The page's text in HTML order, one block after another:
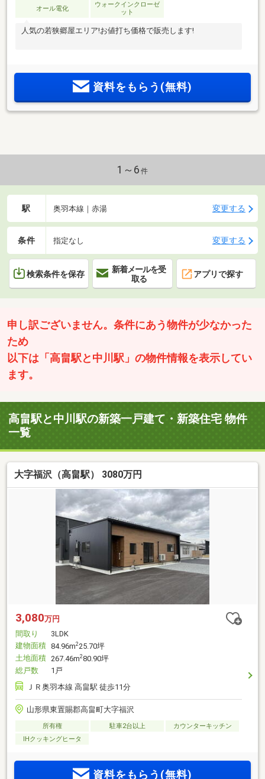
オール電化
ウォークインクローゼ
ット
人気の若狭郷屋エリア!お値打ち価格で販売します!
資料をもらう(無料)
1～6 件
駅 奥羽本線｜赤湯 変更する
条件 指定なし 変更する
検索条件を保存
新着メールを受
取る
アプリで探す
申し訳ございません。条件にあう物件が少なかった
ため
以下は「高畠駅と中川駅」の物件情報を表示してい
ます。
高畠駅と中川駅の新築一戸建て・新築住宅 物件
一覧
大字福沢（高畠駅） 3080万円
3,080万円
間取り
3LDK
建物面積 84.96m225.70坪
土地面積 267.46m280.90坪
総戸数
1戸
ＪＲ奥羽本線 高畠駅 徒歩11分
山形県東置賜郡高畠町大字福沢
所有権 駐車2台以上
カウンターキッチン
IHクッキングヒータ
資料をもらう(無料)